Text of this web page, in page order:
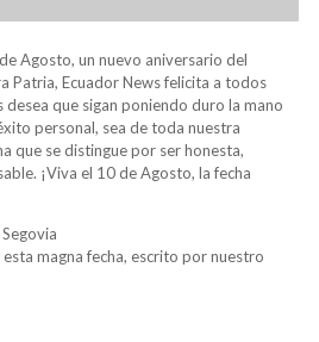
Agosto, un nuevo aniversario del
Patria, Ecuador News felicita a todos
desea que sigan poniendo duro la mano
personal, sea de toda nuestra
que se distingue por ser honesta,
¡Viva el 10 de Agosto, la fecha
magna fecha, escrito por nuestro